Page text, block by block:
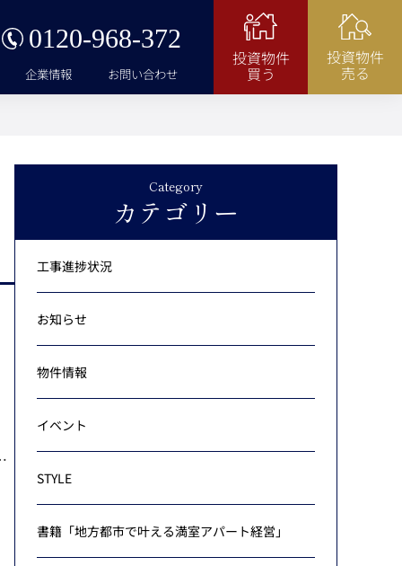
0120-968-372
企業情報 お問い合わせ
投資物件
買う
投資物件
売る
Category
カテゴリー
工事進捗状況
お知らせ
物件情報
イベント
STYLE
書籍「地方都市で叶える満室アパート経営」